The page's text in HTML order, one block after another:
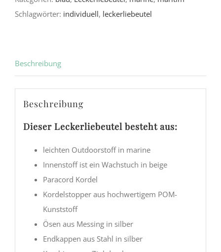
Schlagwörter: individuell, leckerliebeutel
Beschreibung
Beschreibung
Dieser Leckerliebeutel besteht aus:
leichten Outdoorstoff in marine
Innenstoff ist ein Wachstuch in beige
Paracord Kordel
Kordelstopper aus hochwertigem POM-
Kunststoff
Ösen aus Messing in silber
Endkappen aus Stahl in silber